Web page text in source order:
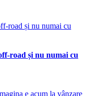
road și nu numai cu